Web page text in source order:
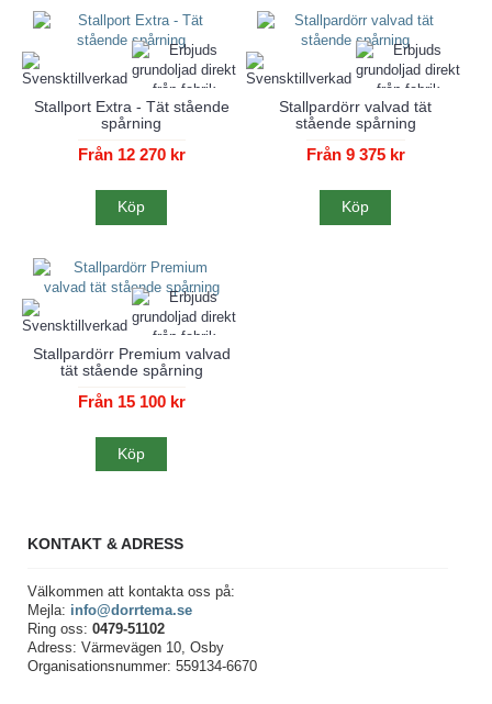
Stallport Extra - Tät stående
spårning
Från 12 270 kr
Köp
Stallpardörr valvad tät
stående spårning
Från 9 375 kr
Köp
Stallpardörr Premium valvad
tät stående spårning
Från 15 100 kr
Köp
KONTAKT & ADRESS
Välkommen att kontakta oss på:
Mejla: info@dorrtema.se
Ring oss: 0479-51102
Adress: Värmevägen 10, Osby
Organisationsnummer: 559134-6670